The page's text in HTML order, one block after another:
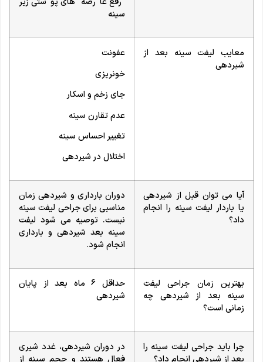
سینه
معایب لیفت سینه بعد از
شیردهی
عفونت
خونریزی
جای زخم و اسکار
عدم تقارن سینه
تغییر احساس سینه
اختلال در شیردهی
آیا می توان قبل از شیردهی
یا باردار لیفت سینه را انجام
داد؟
دوران بارداری و شیردهی زمان
مناسبی برای جراحی لیفت سینه
نیست. توصیه می شود لیفت
سینه بعد شیردهی و بارداری
انجام شود.
بهترین زمان جراحی لیفت
سینه بعد از شیردهی چه
زمانی است؟
حداقل 6 ماه بعد از پایان
شیردهی
چرا باید جراحی لیفت سینه را
در دوران شیردهی، غدد شیری